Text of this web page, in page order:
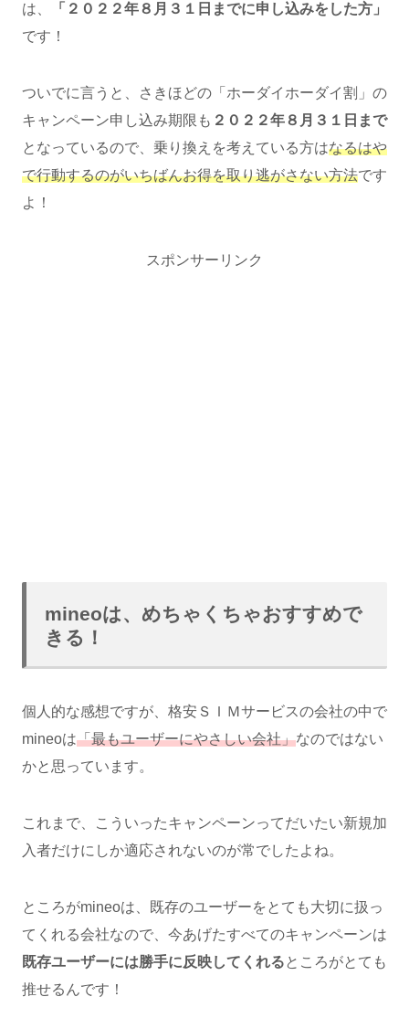
は、
「２０２２年８月３１日までに申し込みをした方」
です！
ついでに言うと、さきほどの「ホーダイホーダイ割」の
キャンペーン申し込み期限も ２０２２年８月３１日まで
となっているので、乗り換えを考えている方はなるはや
で行動するのがいちばんお得を取り逃がさない方法です
よ！
スポンサーリンク
mineoは、めちゃくちゃおすすめで
きる！
個人的な感想ですが、格安ＳＩＭサービスの会社の中で
mineoは「最もユーザーにやさしい会社」なのではない
かと思っています。
これまで、こういったキャンペーンってだいたい新規加
入者だけにしか適応されないのが常でしたよね。
ところがmineoは、既存のユーザーをとても大切に扱っ
てくれる会社なので、今あげたすべてのキャンペーンは
既存ユーザーには勝手に反映してくれる ところがとても
推せるんです！